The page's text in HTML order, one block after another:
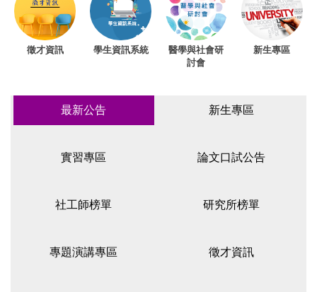
徵才資訊 學生資訊系統
醫學與社會研
討會
新生專區
最新公告 新生專區
實習專區 論文口試公告
社工師榜單 研究所榜單
專題演講專區 徵才資訊